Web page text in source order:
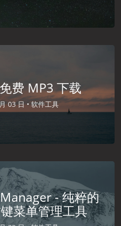
费 MP3 下载
03 日 •软件工具
- 纯粹的
菜单管理工具